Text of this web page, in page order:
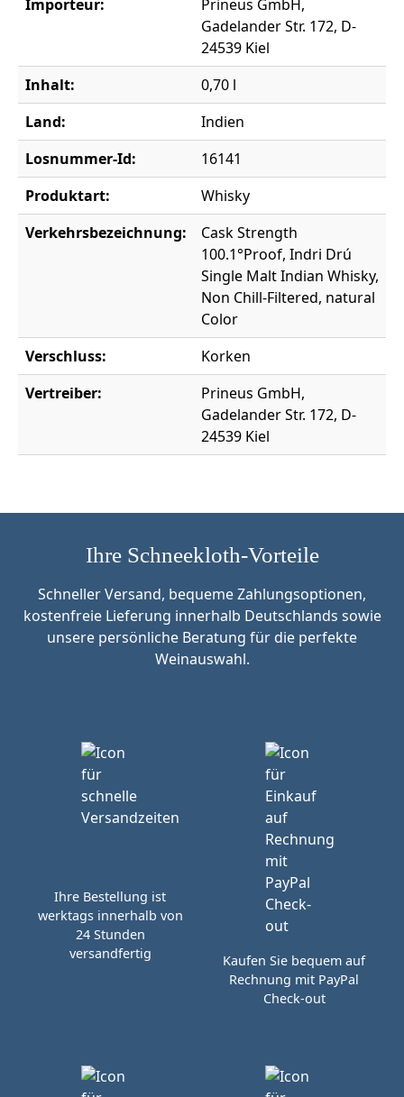
Importeur:
Prineus GmbH,
Gadelander Str. 172, D-
24539 Kiel
Inhalt:
0,70 l
Land:
Indien
Losnummer-Id:
16141
Produktart:
Whisky
Verkehrsbezeichnung:
Cask Strength
100.1°Proof, Indri Drú
Single Malt Indian Whisky,
Non Chill-Filtered, natural
Color
Verschluss:
Korken
Vertreiber:
Prineus GmbH,
Gadelander Str. 172, D-
24539 Kiel
Ihre Schneekloth-Vorteile
Schneller Versand, bequeme Zahlungsoptionen,
kostenfreie Lieferung innerhalb Deutschlands sowie
unsere persönliche Beratung für die perfekte
Weinauswahl.
Ihre Bestellung ist
werktags innerhalb von
24 Stunden
versandfertig
Kaufen Sie bequem auf
Rechnung mit PayPal
Check-out